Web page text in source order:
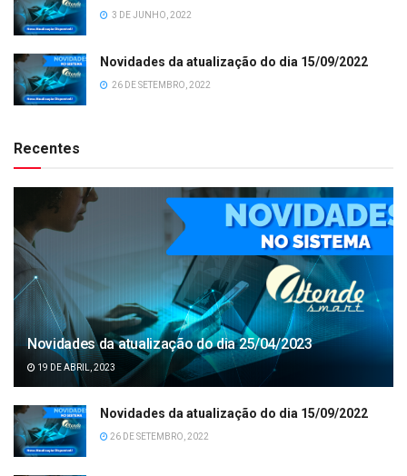
3 DE JUNHO, 2022
Novidades da atualização do dia 15/09/2022
26 DE SETEMBRO, 2022
Recentes
Novidades da atualização do dia 25/04/2023
19 DE ABRIL, 2023
Novidades da atualização do dia 15/09/2022
26 DE SETEMBRO, 2022